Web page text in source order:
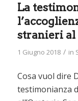
La
stranieri al
1 Giugno 2018 / in
Cosa vuol dire
testimonianza